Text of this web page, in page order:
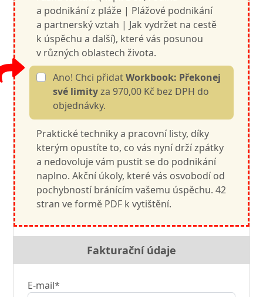
a podnikání z pláže | Plážové podnikání
a partnerský vztah | Jak vydržet na cestě
k úspěchu a další), které vás posunou
v různých oblastech života.
Ano! Chci přidatWorkbook: Překonej
své limityza 970,00 Kč bez DPH do
objednávky.
Praktické techniky a pracovní listy, díky
kterým opustíte to, co vás nyní drží zpátky
a nedovoluje vám pustit se do podnikání
naplno. Akční úkoly, které vás osvobodí od
pochybností bránícím vašemu úspěchu. 42
stran ve formě PDF k vytištění.
Fakturační údaje
E-mail*